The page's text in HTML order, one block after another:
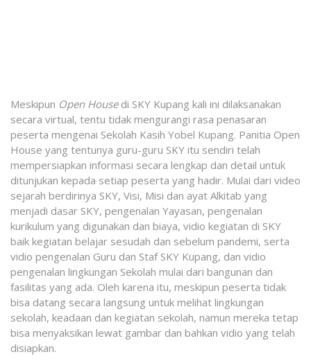
Meskipun Open Housedi SKY Kupang kali ini dilaksanakan
secara virtual, tentu tidak mengurangi rasa penasaran
peserta mengenai Sekolah Kasih Yobel Kupang. Panitia Open
House yang tentunya guru-guru SKY itu sendiri telah
mempersiapkan informasi secara lengkap dan detail untuk
ditunjukan kepada setiap peserta yang hadir. Mulai dari video
sejarah berdirinya SKY, Visi, Misi dan ayat Alkitab yang
menjadi dasar SKY, pengenalan Yayasan, pengenalan
kurikulum yang digunakan dan biaya, vidio kegiatan di SKY
baik kegiatan belajar sesudah dan sebelum pandemi, serta
vidio pengenalan Guru dan Staf SKY Kupang, dan vidio
pengenalan lingkungan Sekolah mulai dari bangunan dan
fasilitas yang ada. Oleh karena itu, meskipun peserta tidak
bisa datang secara langsung untuk melihat lingkungan
sekolah, keadaan dan kegiatan sekolah, namun mereka tetap
bisa menyaksikan lewat gambar dan bahkan vidio yang telah
disiapkan.